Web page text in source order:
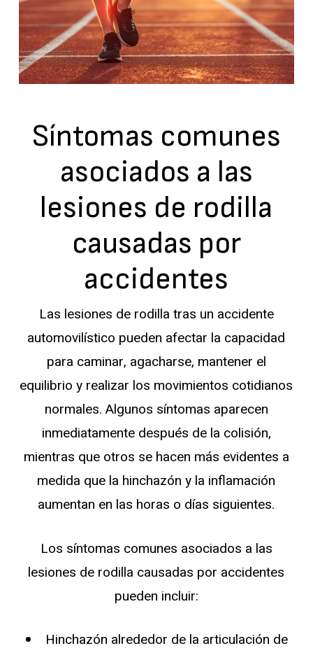
Síntomas comunes
asociados a las
lesiones de rodilla
causadas por
accidentes
Las lesiones de rodilla tras un accidente
automovilístico pueden afectar la capacidad
para caminar, agacharse, mantener el
equilibrio y realizar los movimientos cotidianos
normales. Algunos síntomas aparecen
inmediatamente después de la colisión,
mientras que otros se hacen más evidentes a
medida que la hinchazón y la inflamación
aumentan en las horas o días siguientes.
Los síntomas comunes asociados a las
lesiones de rodilla causadas por accidentes
pueden incluir:
Hinchazón alrededor de la articulación de